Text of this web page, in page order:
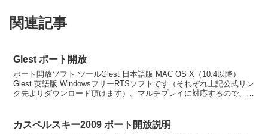
関連記事
Glest ポート開放
ポート開放ソフト ツールGlest 日本語版 MAC OS X（10.4以降）
Glest 英語版 WindowsフリーRTSソフトです（それぞれ上記公式リン
ク先よりダウンロード頂けます）。マルチプレイに対応するので、ホ
カスペルスキー2009 ポート開放説明